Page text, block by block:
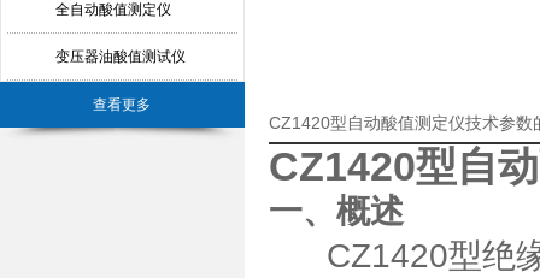
全自动酸值测定仪
变压器油酸值测试仪
查看更多
CZ1420型自动酸值测定仪技术参数
CZ1420型自
一、 概述
CZ1420型绝缘